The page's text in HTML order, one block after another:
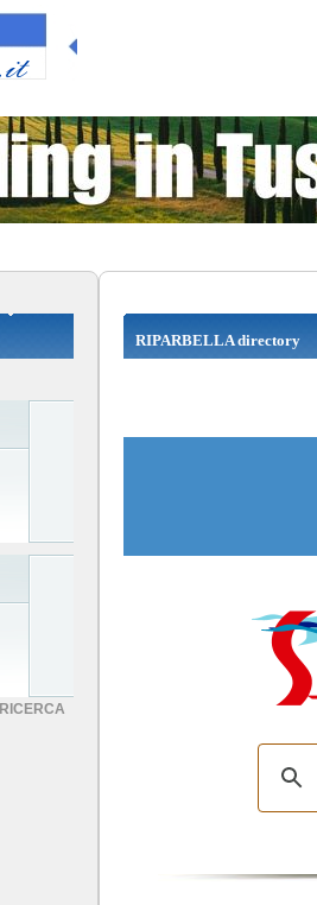
RICERCA
RIPARBELLA directory